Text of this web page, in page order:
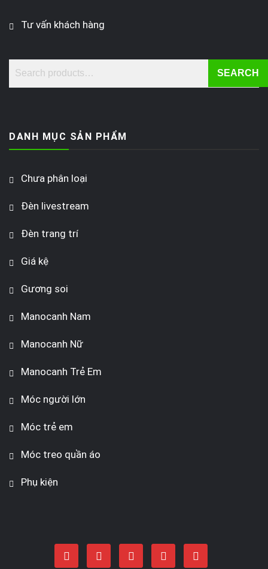
Tư vấn khách hàng
SEARCH
DANH MỤC SẢN PHẨM
Chưa phân loại
Đèn livestream
Đèn trang trí
Giá kệ
Gương soi
Manocanh Nam
Manocanh Nữ
Manocanh Trẻ Em
Móc người lớn
Móc trẻ em
Móc treo quần áo
Phụ kiện